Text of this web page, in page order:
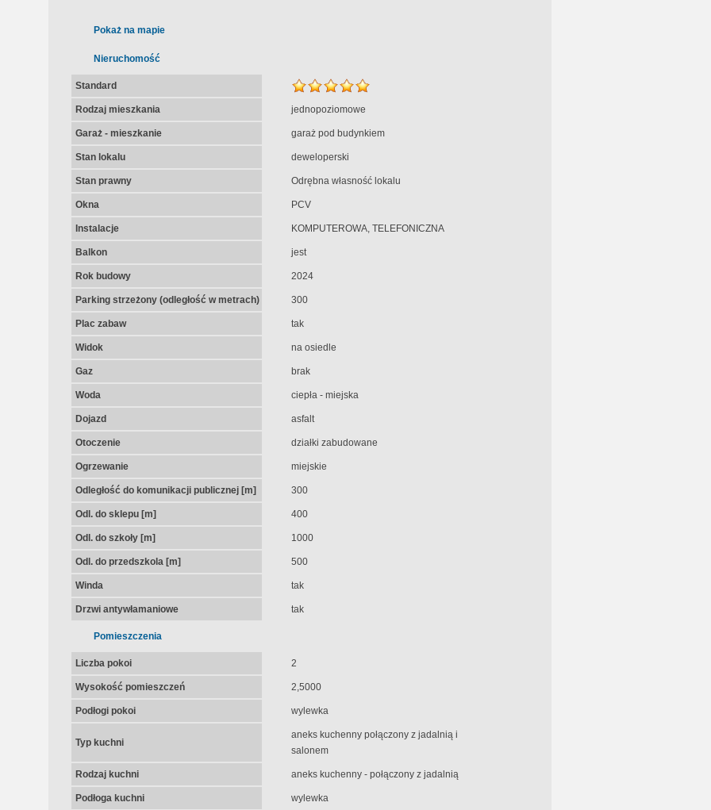
Pokaż na mapie
Nieruchomość
Standard
Rodzaj mieszkania jednopoziomowe
Garaż - mieszkanie garaż pod budynkiem
Stan lokalu deweloperski
Stan prawny Odrębna własność lokalu
Okna PCV
Instalacje KOMPUTEROWA, TELEFONICZNA
Balkon jest
Rok budowy 2024
Parking strzeżony (odległość w metrach) 300
Plac zabaw tak
Widok na osiedle
Gaz brak
Woda ciepła - miejska
Dojazd asfalt
Otoczenie działki zabudowane
Ogrzewanie miejskie
Odległość do komunikacji publicznej [m] 300
Odl. do sklepu [m] 400
Odl. do szkoły [m] 1000
Odl. do przedszkola [m] 500
Winda tak
Drzwi antywłamaniowe tak
Pomieszczenia
Liczba pokoi 2
Wysokość pomieszczeń 2,5000
Podłogi pokoi wylewka
Typ kuchni
aneks kuchenny połączony z jadalnią i
salonem
Rodzaj kuchni aneks kuchenny - połączony z jadalnią
Podłoga kuchni wylewka